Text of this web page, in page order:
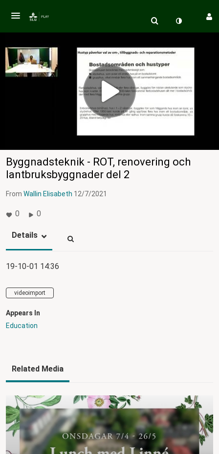
Byggnadsteknik - ROT, renovering och
lantbruksbyggnader del 2
From Wallin Elisabeth 12/7/2021
0 0
Details
19-10-01 14:36
videoimport
Appears In
Education
Related Media